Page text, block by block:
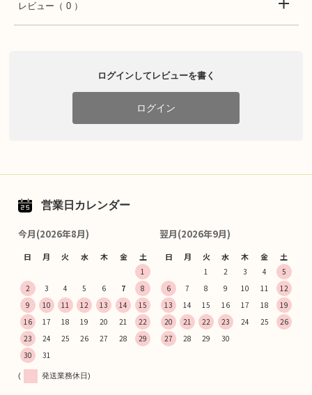
レビュー （ 0 ）
ログインしてレビューを書く
ログイン
営業日カレンダー
今月(2026年8月)
日 月 火 水 木 金 土
1
2
3 4 5 6 7
8
9
10 11 12 13 14
15
16
17 18 19 20 21
22
23
24 25 26 27 28
29
30
31
翌月(2026年9月)
日 月 火 水 木 金 土
1 2 3 4
5
6
7 8 9 10 11
12
13
14 15 16 17 18
19
20
21 22 23 24 25
26
27
28 29 30
( 発送業務休日)